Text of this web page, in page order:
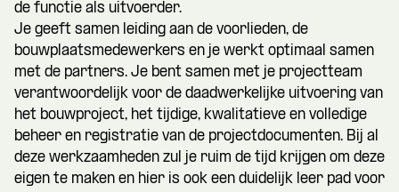
de functie als uitvoerder.
Je geeft samen leiding aan de voorlieden, de
bouwplaatsmedewerkers en je werkt optimaal samen
met de partners. Je bent samen met je projectteam
verantwoordelijk voor de daadwerkelijke uitvoering van
het bouwproject, het tijdige, kwalitatieve en volledige
beheer en registratie van de projectdocumenten. Bij al
deze werkzaamheden zul je ruim de tijd krijgen om deze
eigen te maken en hier is ook een duidelijk leer pad voor